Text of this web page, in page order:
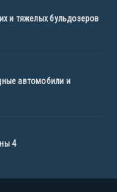
и тяжелых бульдозеров
автомобили и
4